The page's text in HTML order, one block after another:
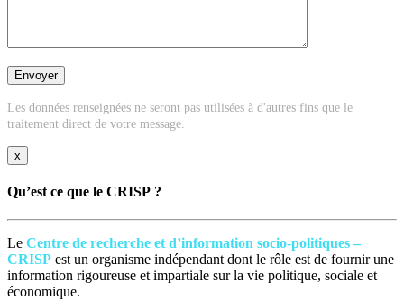
Les données renseignées ne seront pas utilisées à d'autres fins que le
traitement direct de votre message.
x
Qu’est ce que le CRISP ?
Le Centre de recherche et d’information socio-politiques –
CRISP est un organisme indépendant dont le rôle est de fournir une
information rigoureuse et impartiale sur la vie politique, sociale et
économique.